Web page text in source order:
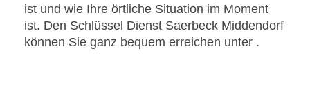
ist und wie Ihre örtliche Situation im Moment
ist. Den Schlüssel Dienst Saerbeck Middendorf
können Sie ganz bequem erreichen unter .